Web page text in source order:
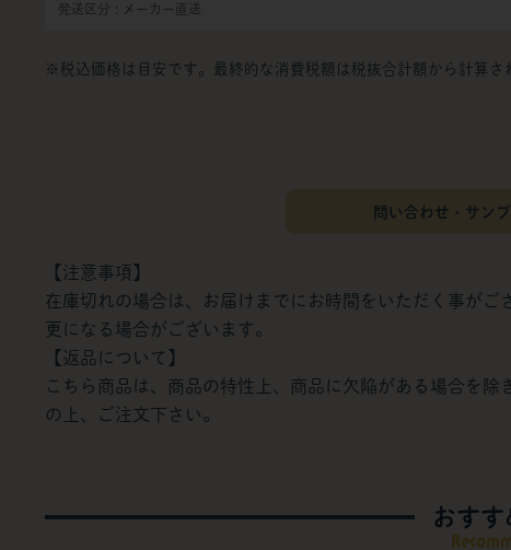
発送区分 メーカー直送
※税込価格は目安です。最終的な消費税額は税抜合計額から計算さ
問い合わせ・サン
【注意事項】
在庫切れの場合は、お届けまでにお時間をいただく事が
更になる場合がございます。
【返品について】
こちら商品は、商品の特性上、商品に欠陥がある場合を
の上、ご注文下さい。
おすす